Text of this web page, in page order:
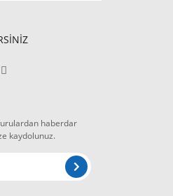
haberdar
kaydolunuz.